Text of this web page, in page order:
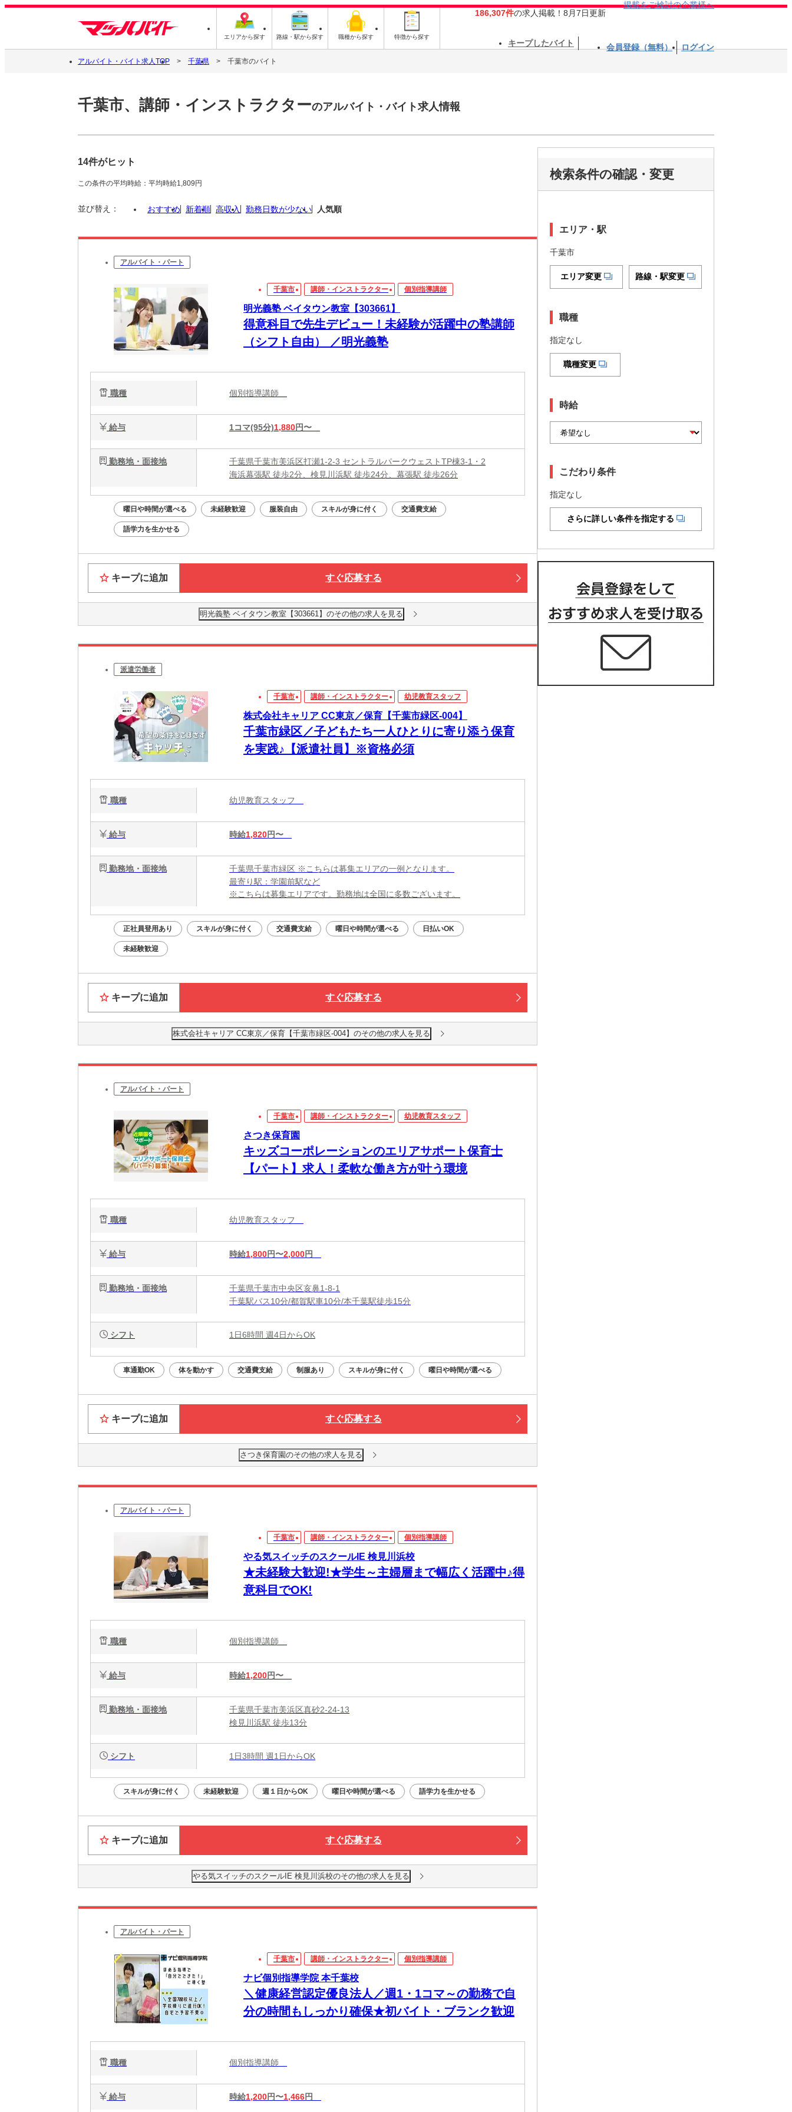
エリアから探す 路線・駅から探す 職種から探す 特徴から探す
186,307件の求人掲載！8月7日更新
掲載をご検討の企業様へ
キープしたバイト 会員登録（無料） ログイン
アルバイト・バイト求人TOP 千葉県 千葉市のバイト
千葉市、講師・インストラクターのアルバイト・バイト求人情報
14件がヒット
この条件の平均時給：平均時給1,809円
並び替え： おすすめ 新着順 高収入 勤務日数が少ない 人気順
アルバイト・パート
千葉市 講師・インストラクター 個別指導講師
明光義塾 ベイタウン教室【303661】
得意科目で先生デビュー！未経験が活躍中の塾講師
（シフト自由） ／明光義塾
職種 個別指導講師
給与 1コマ(95分)1,880円〜
勤務地・面接地
千葉県千葉市美浜区打瀬1-2-3 セントラルパークウェストTP棟3-1・2
海浜幕張駅 徒歩2分、検見川浜駅 徒歩24分、幕張駅 徒歩26分
曜日や時間が選べる 未経験歓迎 服装自由 スキルが身に付く 交通費支給
語学力を生かせる
キープに追加 すぐ応募する
明光義塾 ベイタウン教室【303661】のその他の求人を見る
派遣労働者
千葉市 講師・インストラクター 幼児教育スタッフ
株式会社キャリア CC東京／保育【千葉市緑区-004】
千葉市緑区／子どもたち一人ひとりに寄り添う保育
を実践♪【派遣社員】※資格必須
職種 幼児教育スタッフ
給与 時給1,820円〜
勤務地・面接地
千葉県千葉市緑区 ※こちらは募集エリアの一例となります。
最寄り駅：学園前駅など
※こちらは募集エリアです。勤務地は全国に多数ございます。
正社員登用あり スキルが身に付く 交通費支給 曜日や時間が選べる 日払いOK
未経験歓迎
キープに追加 すぐ応募する
株式会社キャリア CC東京／保育【千葉市緑区-004】のその他の求人を見る
アルバイト・パート
千葉市 講師・インストラクター 幼児教育スタッフ
さつき保育園
キッズコーポレーションのエリアサポート保育士
【パート】求人！柔軟な働き方が叶う環境
職種 幼児教育スタッフ
給与 時給1,800円〜2,000円
勤務地・面接地
千葉県千葉市中央区亥鼻1-8-1
千葉駅バス10分/都賀駅車10分/本千葉駅徒歩15分
シフト 1日6時間 週4日からOK
車通勤OK 体を動かす 交通費支給 制服あり スキルが身に付く 曜日や時間が選べる
キープに追加 すぐ応募する
さつき保育園のその他の求人を見る
アルバイト・パート
千葉市 講師・インストラクター 個別指導講師
やる気スイッチのスクールIE 検見川浜校
★未経験大歓迎!★学生～主婦層まで幅広く活躍中♪得
意科目でOK!
職種 個別指導講師
給与 時給1,200円〜
勤務地・面接地
千葉県千葉市美浜区真砂2-24-13
検見川浜駅 徒歩13分
シフト 1日3時間 週1日からOK
スキルが身に付く 未経験歓迎 週１日からOK 曜日や時間が選べる 語学力を生かせる
キープに追加 すぐ応募する
やる気スイッチのスクールIE 検見川浜校のその他の求人を見る
アルバイト・パート
千葉市 講師・インストラクター 個別指導講師
ナビ個別指導学院 本千葉校
＼健康経営認定優良法人／週1・1コマ～の勤務で自
分の時間もしっかり確保★初バイト・ブランク歓迎
職種 個別指導講師
給与 時給1,200円〜1,466円
検索条件の確認・変更
エリア・駅
千葉市
エリア変更 路線・駅変更
職種
指定なし
職種変更
時給
こだわり条件
指定なし
さらに詳しい条件を指定する